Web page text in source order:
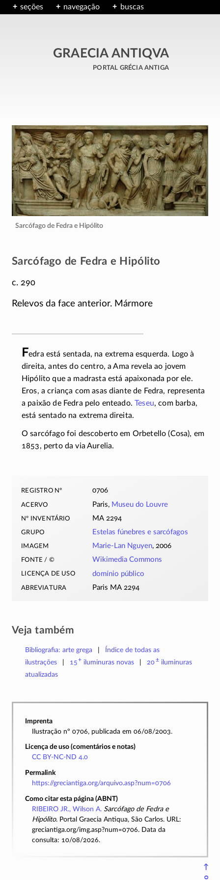
seções navegação buscas
GRAECIA ANTIQVA
portal grécia antiga
Sarcófago de Fedra e Hipólito
Sarcófago de Fedra e Hipólito
c. 290
Relevos da face anterior. Mármore
Fedra está sentada, na extrema esquerda. Logo à
direita, antes do centro, a Ama revela ao jovem
Hipólito que a madrasta está apaixonada por ele.
Eros, a criança com asas diante de Fedra, representa
a paixão de Fedra pelo enteado.Teseu, com barba,
está sentado na extrema direita.
O sarcófago foi descoberto em Orbetello (Cosa), em
1853, perto da via Aurelia.
registro nº 0706
acervo Paris, Museu do Louvre
nº inventário MA 2294
grupo Estelas fúnebres e sarcófagos
imagem Marie-Lan Nguyen, 2006
fonte / © Wikimedia Commons
licença de uso domínio público
abreviatura Paris MA 2294
Veja também
Bibliografia: arte grega
Índice de todas as
ilustrações
15+ iluminuras novas 20±iluminuras
atualizadas
Imprenta
Ilustração nº 0706, publicada em 06/08/2003.
Licença de uso (comentários e notas)
CC BY-NC-ND 4.0
Permalink
https://greciantiga.org/arquivo.asp?num=0706
Como citar esta página (ABNT)
RIBEIRO JR., Wilson A. Sarcófago de Fedra e
Hipólito. Portal Graecia Antiqua, São Carlos. URL:
greciantiga.org/img.asp?num=0706. Data da
consulta: 10/08/2026.
↑